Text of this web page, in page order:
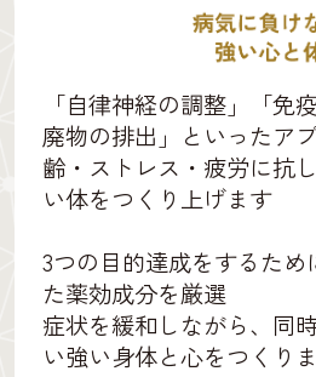
「自律神経の調整」「免
廃物の排出」といったア
齢・ストレス・疲労に抗
い体をつくり上げます
3つの目的達成をするため
た薬効成分を厳選
症状を緩和しながら、同
い強い身体と心をつくり